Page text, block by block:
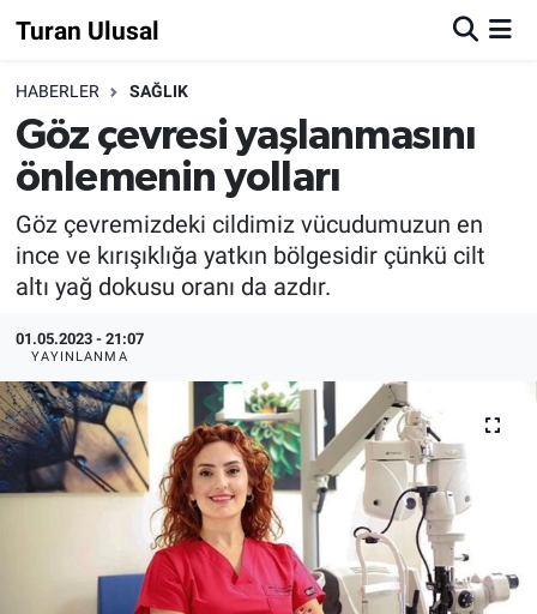
Turan Ulusal
HABERLER SAĞLIK
Göz çevresi yaşlanmasını
önlemenin yolları
Göz çevremizdeki cildimiz vücudumuzun en
ince ve kırışıklığa yatkın bölgesidir çünkü cilt
altı yağ dokusu oranı da azdır.
01.05.2023 - 21:07
YAYINLANMA